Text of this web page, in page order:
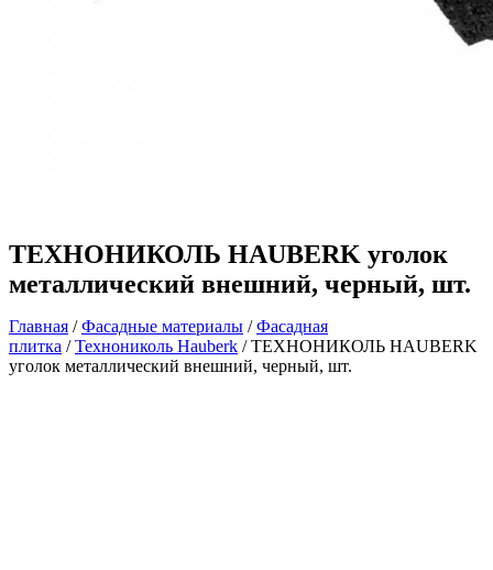
ТЕХНОНИКОЛЬ HAUBERK уголок
металлический внешний, черный, шт.
Главная /Фасадные материалы /Фасадная
плитка /Технониколь Hauberk / ТЕХНОНИКОЛЬ HAUBERK
уголок металлический внешний, черный, шт.